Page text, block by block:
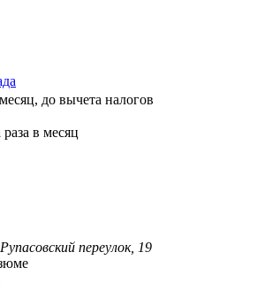
до вычета налогов
в месяц
переулок, 19